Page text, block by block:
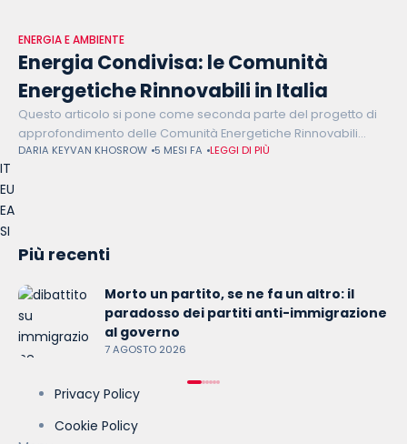
ENERGIA E AMBIENTE
Energia Condivisa: le Comunità
Energetiche Rinnovabili in Italia
Questo articolo si pone come seconda parte del progetto di
approfondimento delle Comunità Energetiche Rinnovabili
(CER). Il primo numero ha trattato il contesto europeo, la sua
DARIA KEYVAN KHOSROW 5 MESI FA LEGGI DI PIÙ
IT
EU
EA
SI
Più recenti
Morto un partito, se ne fa un altro: il
paradosso dei partiti anti-immigrazione
al governo
7 AGOSTO 2026
Privacy Policy
Cookie Policy